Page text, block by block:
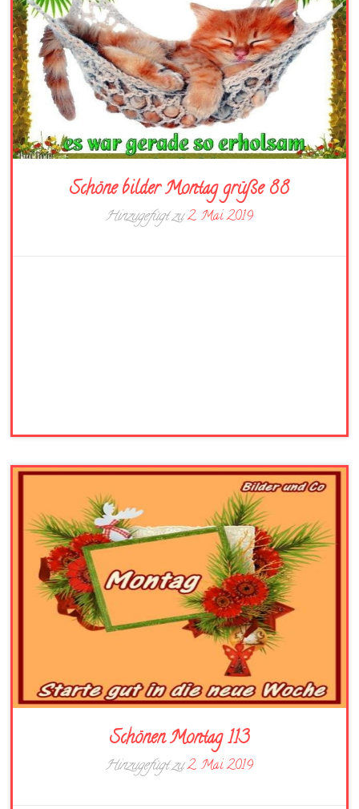
Schöne bilder Montag grüße 88
Hinzugefügt zu2. Mai 2019
Schönen Montag 113
Hinzugefügt zu2. Mai 2019